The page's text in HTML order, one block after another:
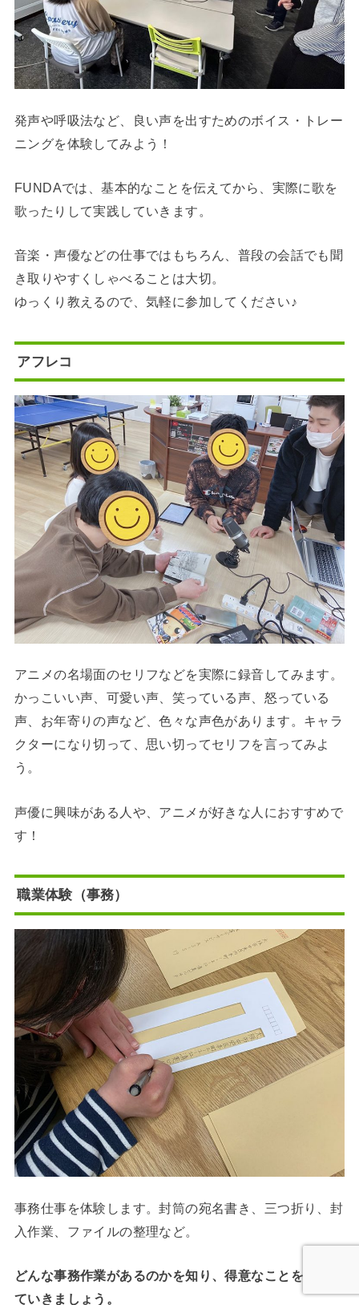
発声や呼吸法など、良い声を出すためのボイス・トレー
ニングを体験してみよう！
FUNDAでは、基本的なことを伝えてから、実際に歌を
歌ったりして実践していきます。
音楽・声優などの仕事ではもちろん、普段の会話でも聞
き取りやすくしゃべることは大切。
ゆっくり教えるので、気軽に参加してください♪
アフレコ
アニメの名場面のセリフなどを実際に録音してみます。
かっこいい声、可愛い声、笑っている声、怒っている
声、お年寄りの声など、色々な声色があります。キャラ
クターになり切って、思い切ってセリフを言ってみよ
う。
声優に興味がある人や、アニメが好きな人におすすめで
す！
職業体験（事務）
事務仕事を体験します。封筒の宛名書き、三つ折り、封
入作業、ファイルの整理など。
どんな事務作業があるのかを知り、得意なことを見つけ
ていきましょう。